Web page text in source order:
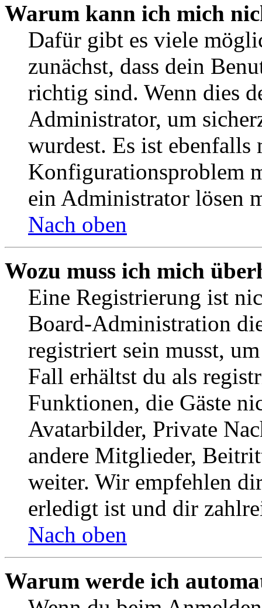
Warum kann ich mich
Dafür gibt es viele
zunächst, dass dein
richtig sind. Wenn dies
Administrator, um
wurdest. Es ist ebenfalls
Konfigurationsproblem
ein Administrator lösen
Nach oben
Wozu muss ich mich
Eine Registrierung ist
Board-Administration
registriert sein musst,
Fall erhältst du als
Funktionen, die Gäste
Avatarbilder, Private
andere Mitglieder,
weiter. Wir empfehlen
erledigt ist und dir
Nach oben
Warum werde ich